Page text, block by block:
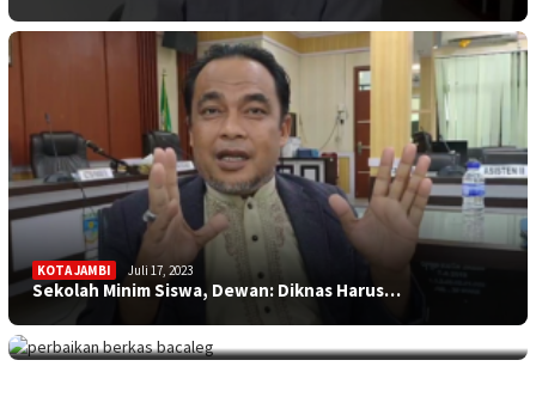
KOTA JAMBI Juli 17, 2023
Sekolah Minim Siswa, Dewan: Diknas Harus…
TEBO Juli 17, 2023
Perpanjangan Perbaikan Berkas Bacaleg, 9…